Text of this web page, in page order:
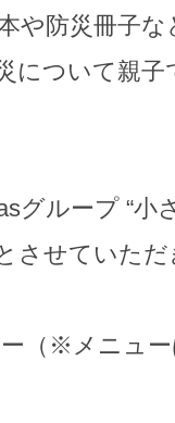
や防災冊子
について親
グループ “小
させていた
（※メニュー